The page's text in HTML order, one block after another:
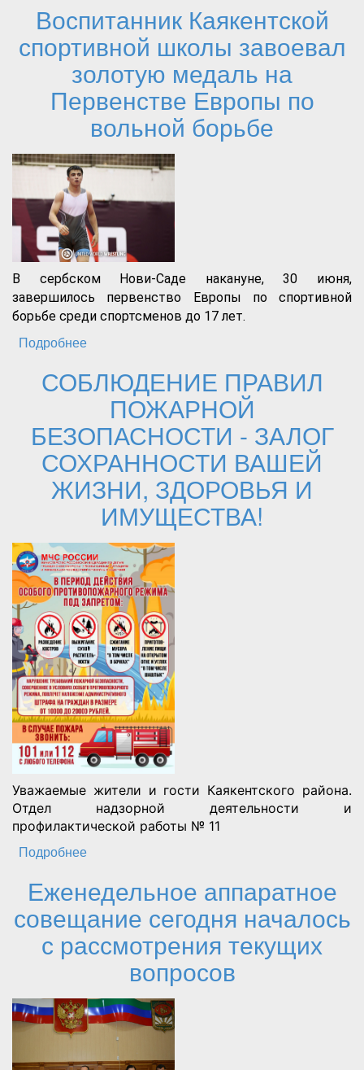
Воспитанник Каякентской
спортивной школы завоевал
золотую медаль на
Первенстве Европы по
вольной борьбе
В сербском Нови-Саде накануне, 30 июня,
завершилось первенство Европы по спортивной
борьбе среди спортсменов до 17 лет.
Подробнее
Первенстве Европы по вольной борьбе
СОБЛЮДЕНИЕ ПРАВИЛ
ПОЖАРНОЙ
БЕЗОПАСНОСТИ - ЗАЛОГ
СОХРАННОСТИ ВАШЕЙ
ЖИЗНИ, ЗДОРОВЬЯ И
ИМУЩЕСТВА!
Уважаемые жители и гости Каякентского района.
Отдел надзорной деятельности и
профилактической работы № 11
Подробнее
ВАШЕЙ ЖИЗНИ, ЗДОРОВЬЯ И
ИМУЩЕСТВА!
Еженедельное аппаратное
совещание сегодня началось
с рассмотрения текущих
вопросов